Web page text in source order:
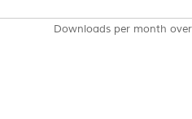
Downloads per month